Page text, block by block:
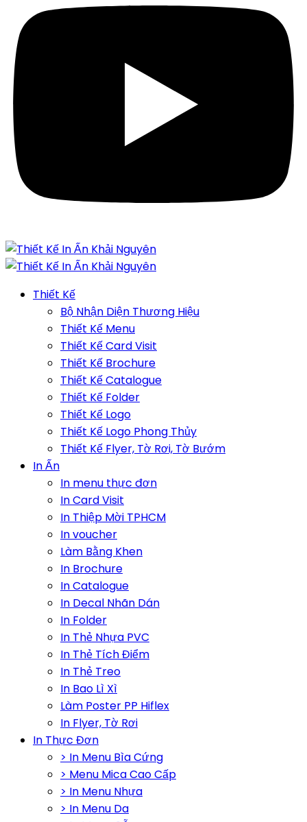
Thiết Kế
Bộ Nhận Diện Thương Hiệu
Thiết Kế Menu
Thiết Kế Card Visit
Thiết Kế Brochure
Thiết Kế Catalogue
Thiết Kế Folder
Thiết Kế Logo
Thiết Kế Logo Phong Thủy
Thiết Kế Flyer, Tờ Rơi, Tờ Bướm
In Ấn
In menu thực đơn
In Card Visit
In Thiệp Mời TPHCM
In voucher
Làm Bằng Khen
In Brochure
In Catalogue
In Decal Nhãn Dán
In Folder
In Thẻ Nhựa PVC
In Thẻ Tích Điểm
In Thẻ Treo
In Bao Lì Xì
Làm Poster PP Hiflex
In Flyer, Tờ Rơi
In Thực Đơn
> In Menu Bìa Cứng
> Menu Mica Cao Cấp
> In Menu Nhựa
> In Menu Da